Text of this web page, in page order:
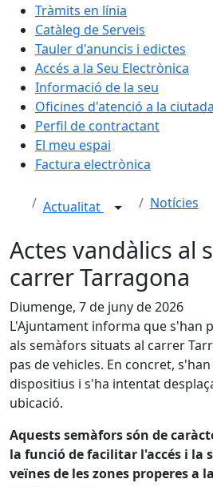
Tràmits en línia
Catàleg de Serveis
Tauler d'anuncis i edictes
Accés a la Seu Electrònica
Informació de la seu
Oficines d'atenció a la
Perfil de contractant
El meu espai
Factura electrònica
Actualitat Notícies
Actes vandàlics al
carrer Tarragona
Diumenge, 7 de juny de 2026
L'Ajuntament informa que s'han
als semàfors situats al carrer
pas de vehicles. En concret,
dispositius i s'ha intentat
ubicació.
Aquests semàfors són de
la funció de facilitar l'accés i la
veïnes de les zones properes a